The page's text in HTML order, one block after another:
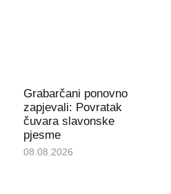
Grabarčani ponovno
zapjevali: Povratak
čuvara slavonske
pjesme
08.08.2026